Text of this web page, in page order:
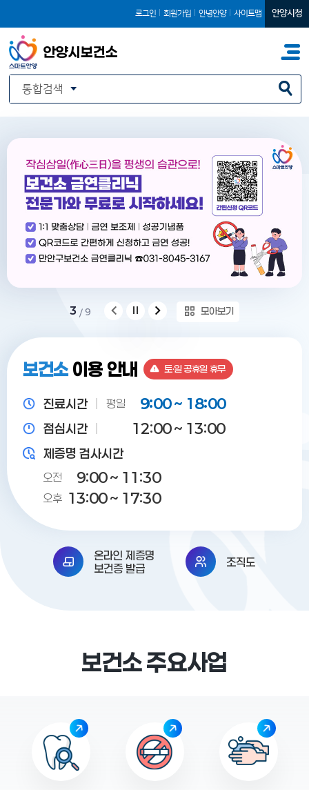
본문 바로가기
로그인 회원가입 안녕안양 사이트맵 안양시청
안양시보건소
3 9 모아보기
보건소 이용 안내 토·일 공휴일 휴무
진료시간 평일 9:00 ~ 18:00
점심시간 12:00 ~ 13:00
제증명 검사시간
오전 9:00 ~ 11:30
오후 13:00 ~ 17:30
온라인 제증명
보건증 발급
조직도
보건소 주요사업